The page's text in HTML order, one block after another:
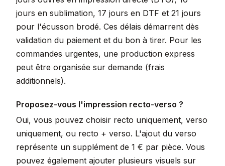
jours en sublimation, 17 jours en DTF et 21 jours
pour l'écusson brodé. Ces délais démarrent dès
validation du paiement et du bon à tirer. Pour les
commandes urgentes, une production express
peut être organisée sur demande (frais
additionnels).
Proposez-vous l'impression recto-verso ?
Oui, vous pouvez choisir recto uniquement, verso
uniquement, ou recto + verso. L'ajout du verso
représente un supplément de 1 € par pièce. Vous
pouvez également ajouter plusieurs visuels sur